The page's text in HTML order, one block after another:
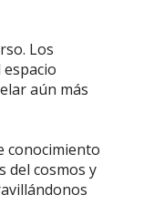
Los
aún más
conocimiento
del cosmos y